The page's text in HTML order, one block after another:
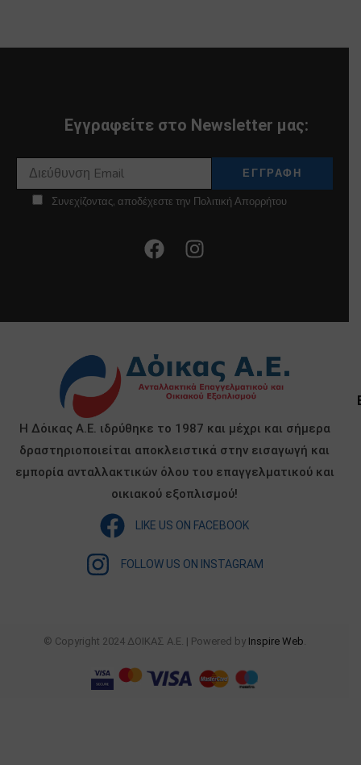
Εγγραφείτε στο Newsletter μας:
Συνεχίζοντας, αποδέχεστε την Πολιτική Απορρήτου
Η Δόικας Α.Ε. ιδρύθηκε το 1987 και μέχρι και σήμερα
δραστηριοποιείται αποκλειστικά στην εισαγωγή και
εμπορία ανταλλακτικών όλου του επαγγελματικού και
οικιακού εξοπλισμού!
LIKE US ON FACEBOOK
FOLLOW US ON INSTAGRAM
© Copyright 2024 ΔΟΙΚΑΣ Α.Ε. | Powered by Inspire Web.